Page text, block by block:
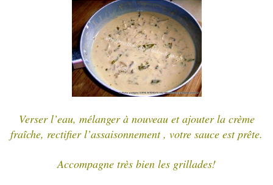
Verser l’eau, mélanger à nouveau et ajouter la crème
fraîche, rectifier l’assaisonnement , votre sauce est prête.
Accompagne très bien les grillades!